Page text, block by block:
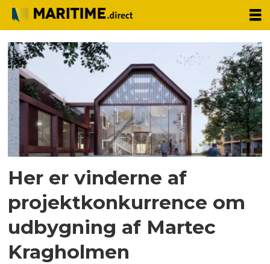
Tag:
martec
kragholmen
Her er vinderne af
projektkonkurrence om
udbygning af Martec
Kragholmen